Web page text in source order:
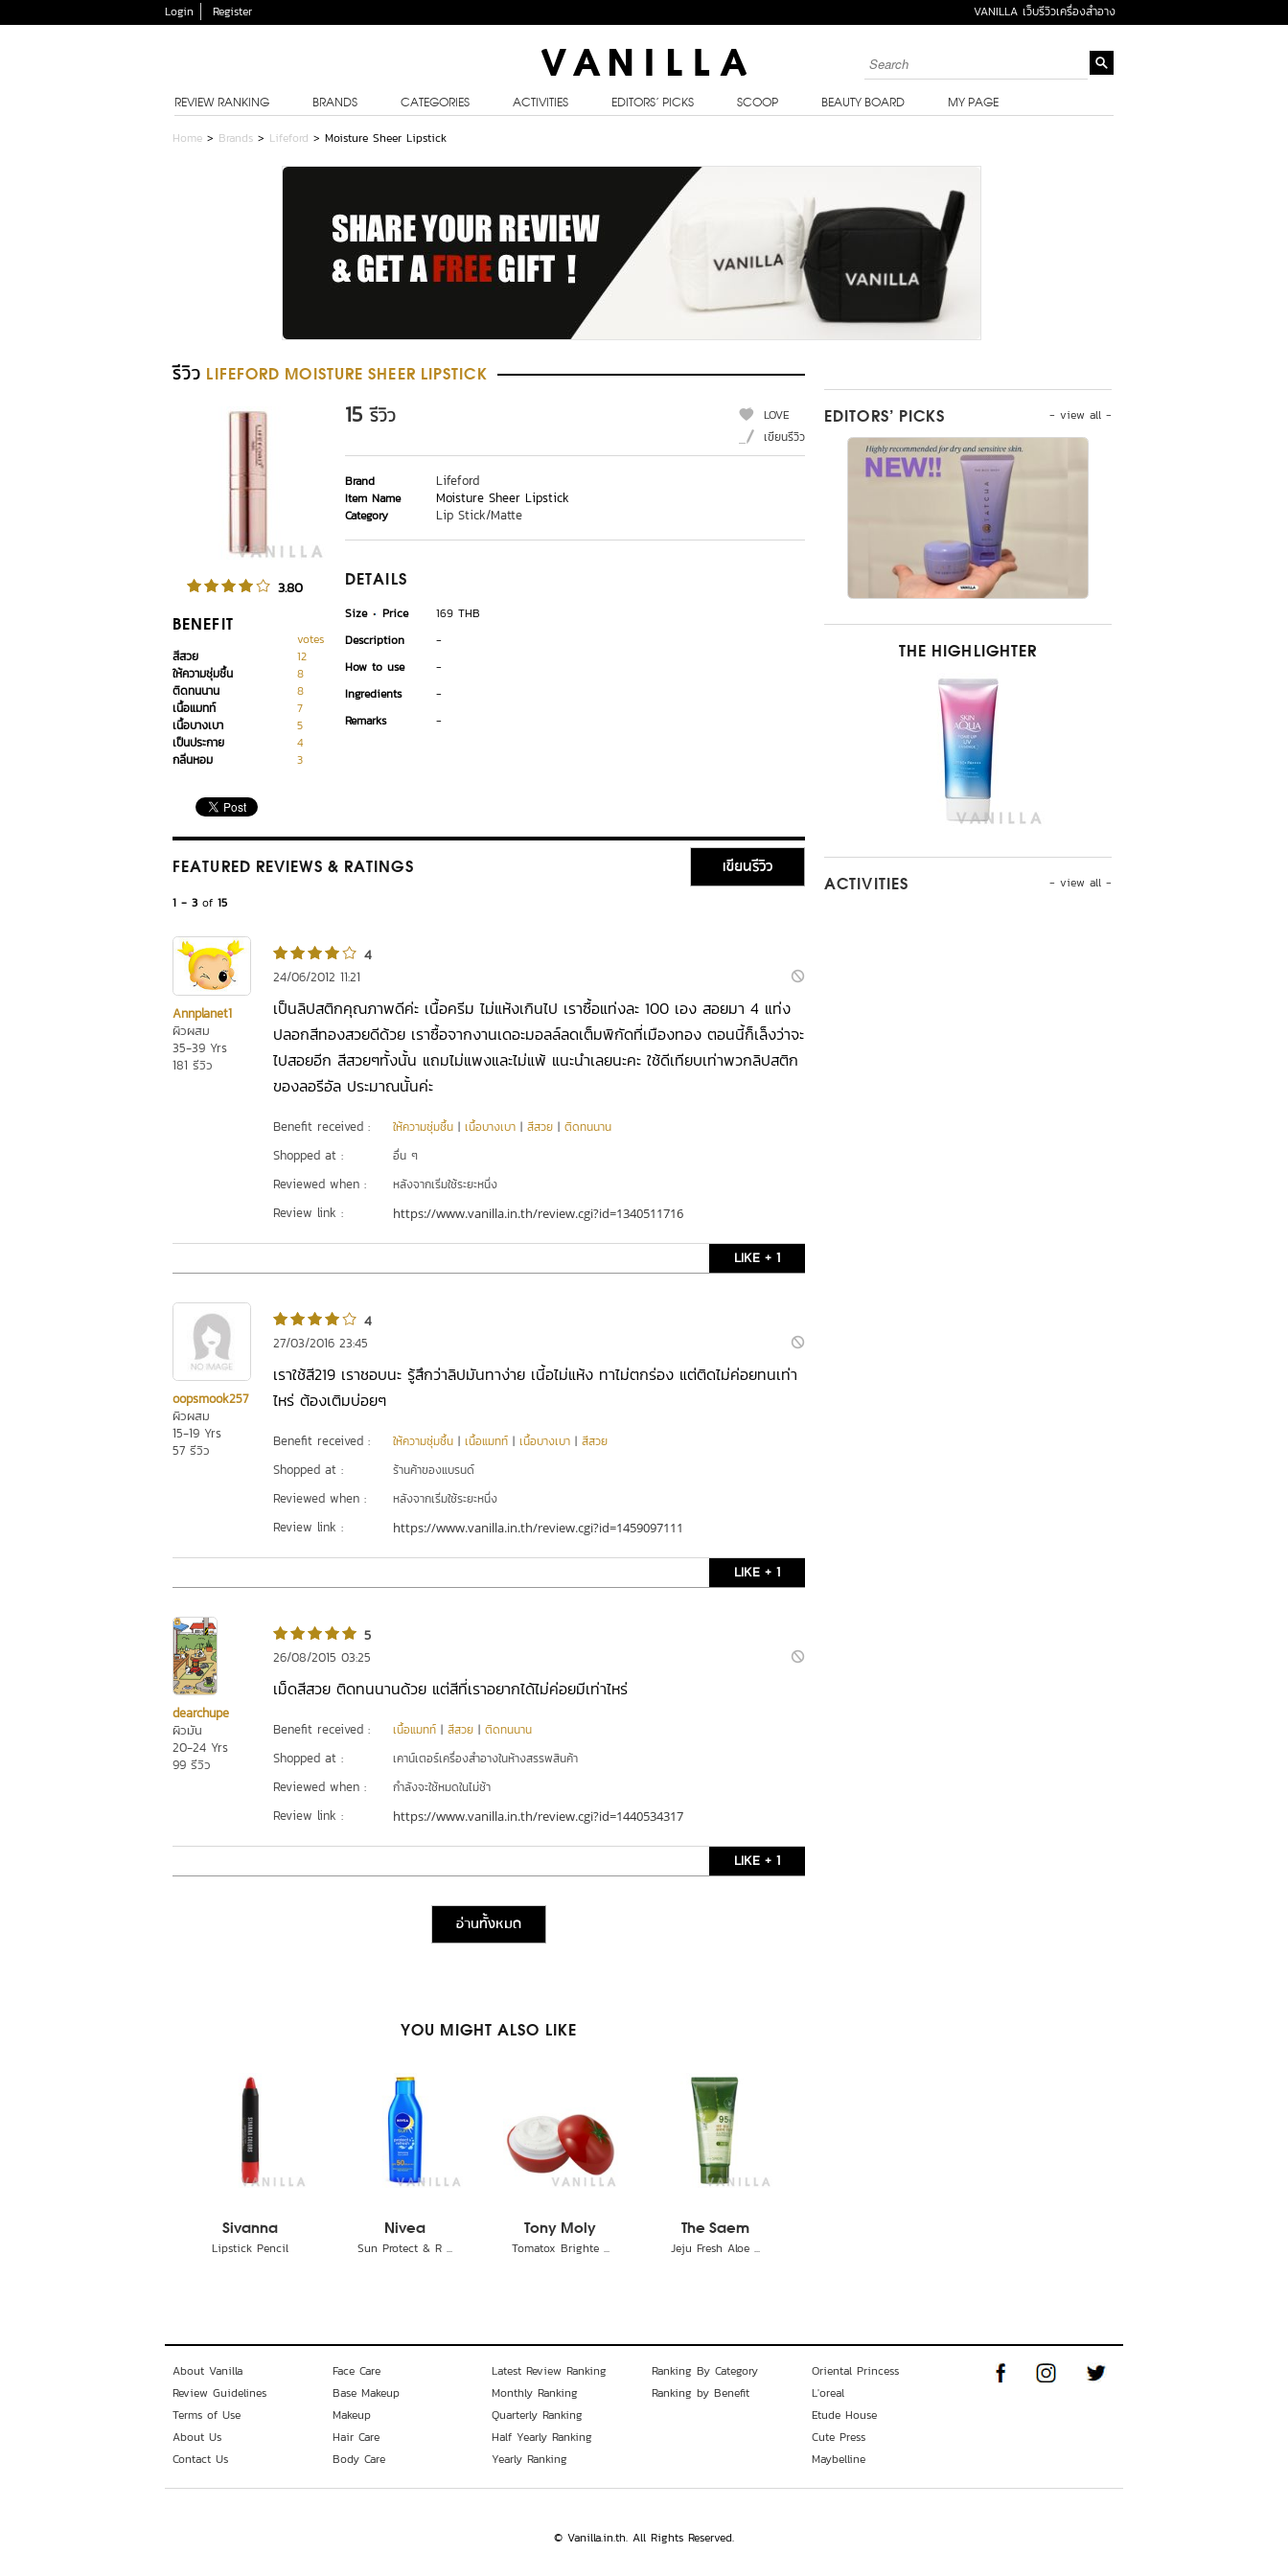
Login Register VANILLA เว็บรีวิวเครื่องสำอาง
REVIEW RANKING BRANDS CATEGORIES ACTIVITIES EDITORS’ PICKS SCOOP BEAUTY BOARD MY PAGE
Home > Brands > Lifeford > Moisture Sheer Lipstick
รีวิว LIFEFORD MOISTURE SHEER LIPSTICK
3.80
BENEFIT
votes
สีสวย
12
ให้ความชุ่มชื้น
8
ติดทนนาน
8
เนื้อแมทท์
7
เนื้อบางเบา
5
เป็นประกาย
4
กลิ่นหอม
3
15 รีวิว
LOVE
เขียนรีวิว
Brand Lifeford
Item Name Moisture Sheer Lipstick
Category Lip Stick/Matte
DETAILS
Size Price
169 THB
Description
-
How to use
-
Ingredients
-
Remarks
-
FEATURED REVIEWS & RATINGS เขียนรีวิว
1 - 3 of 15
Annplanet1
ผิวผสม
35-39 Yrs
181 รีวิว
4
24/06/2012 11:21
เป็นลิปสติกคุณภาพดีค่ะ เนื้อครีม ไม่แห้งเกินไป เราซื้อแท่งละ 100 เอง สอยมา 4 แท่ง
ปลอกสีทองสวยดีด้วย เราซื้อจากงานเดอะมอลล์ลดเต็มพิกัดที่เมืองทอง ตอนนี้ก็เล็งว่าจะ
ไปสอยอีก สีสวยๆทั้งนั้น แถมไม่แพงและไม่แพ้ แนะนำเลยนะคะ ใช้ดีเทียบเท่าพวกลิปสติก
ของลอรีอัล ประมาณนั้นค่ะ
Benefit received : ให้ความชุ่มชื้น | เนื้อบางเบา | สีสวย | ติดทนนาน
Shopped at : อื่น ๆ
Reviewed when : หลังจากเริ่มใช้ระยะหนึ่ง
Review link : https://www.vanilla.in.th/review.cgi?id=1340511716
LIKE + 1
oopsmook257
ผิวผสม
15-19 Yrs
57 รีวิว
4
27/03/2016 23:45
เราใช้สี219 เราชอบนะ รู้สึกว่าลิปมันทาง่าย เนี้อไม่แห้ง ทาไม่ตกร่อง แต่ติดไม่ค่อยทนเท่า
ไหร่ ต้องเติมบ่อยๆ
Benefit received : ให้ความชุ่มชื้น | เนื้อแมทท์ | เนื้อบางเบา | สีสวย
Shopped at : ร้านค้าของแบรนด์
Reviewed when : หลังจากเริ่มใช้ระยะหนึ่ง
Review link : https://www.vanilla.in.th/review.cgi?id=1459097111
LIKE + 1
dearchupe
ผิวมัน
20-24 Yrs
99 รีวิว
5
26/08/2015 03:25
เม็ดสีสวย ติดทนนานด้วย แต่สีที่เราอยากได้ไม่ค่อยมีเท่าไหร่
Benefit received : เนื้อแมทท์ | สีสวย | ติดทนนาน
Shopped at : เคาน์เตอร์เครื่องสำอางในห้างสรรพสินค้า
Reviewed when : กำลังจะใช้หมดในไม่ช้า
Review link : https://www.vanilla.in.th/review.cgi?id=1440534317
LIKE + 1
อ่านทั้งหมด
YOU MIGHT ALSO LIKE
Sivanna
Lipstick Pencil
Nivea
Sun Protect & R ...
Tony Moly
Tomatox Brighte ...
The Saem
Jeju Fresh Aloe ...
- view all -
EDITORS’ PICKS
THE HIGHLIGHTER
- view all -
ACTIVITIES
About Vanilla
Review Guidelines
Terms of Use
About Us
Contact Us
Face Care
Base Makeup
Makeup
Hair Care
Body Care
Latest Review Ranking
Monthly Ranking
Quarterly Ranking
Half Yearly Ranking
Yearly Ranking
Ranking By Category
Ranking by Benefit
Oriental Princess
L'oreal
Etude House
Cute Press
Maybelline
© Vanilla.in.th. All Rights Reserved.